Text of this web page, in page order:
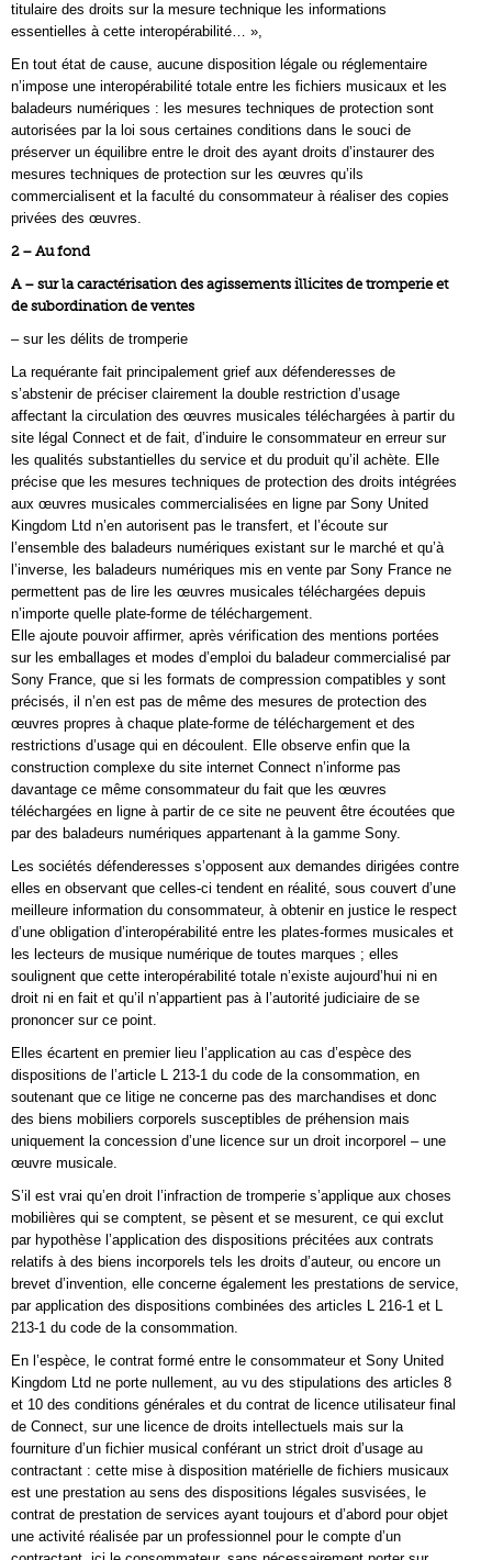
titulaire des droits sur la mesure technique les informations
essentielles à cette interopérabilité… »,
En tout état de cause, aucune disposition légale ou réglementaire
n’impose une interopérabilité totale entre les fichiers musicaux et les
baladeurs numériques : les mesures techniques de protection sont
autorisées par la loi sous certaines conditions dans le souci de
préserver un équilibre entre le droit des ayant droits d’instaurer des
mesures techniques de protection sur les œuvres qu’ils
commercialisent et la faculté du consommateur à réaliser des copies
privées des œuvres.
2 – Au fond
A – sur la caractérisation des agissements illicites de tromperie et
de subordination de ventes
– sur les délits de tromperie
La requérante fait principalement grief aux défenderesses de
s’abstenir de préciser clairement la double restriction d’usage
affectant la circulation des œuvres musicales téléchargées à partir du
site légal Connect et de fait, d’induire le consommateur en erreur sur
les qualités substantielles du service et du produit qu’il achète. Elle
précise que les mesures techniques de protection des droits intégrées
aux œuvres musicales commercialisées en ligne par Sony United
Kingdom Ltd n’en autorisent pas le transfert, et l’écoute sur
l’ensemble des baladeurs numériques existant sur le marché et qu’à
l’inverse, les baladeurs numériques mis en vente par Sony France ne
permettent pas de lire les œuvres musicales téléchargées depuis
n’importe quelle plate-forme de téléchargement.
Elle ajoute pouvoir affirmer, après vérification des mentions portées
sur les emballages et modes d’emploi du baladeur commercialisé par
Sony France, que si les formats de compression compatibles y sont
précisés, il n’en est pas de même des mesures de protection des
œuvres propres à chaque plate-forme de téléchargement et des
restrictions d’usage qui en découlent. Elle observe enfin que la
construction complexe du site internet Connect n’informe pas
davantage ce même consommateur du fait que les œuvres
téléchargées en ligne à partir de ce site ne peuvent être écoutées que
par des baladeurs numériques appartenant à la gamme Sony.
Les sociétés défenderesses s’opposent aux demandes dirigées contre
elles en observant que celles-ci tendent en réalité, sous couvert d’une
meilleure information du consommateur, à obtenir en justice le respect
d’une obligation d’interopérabilité entre les plates-formes musicales et
les lecteurs de musique numérique de toutes marques ; elles
soulignent que cette interopérabilité totale n’existe aujourd’hui ni en
droit ni en fait et qu’il n’appartient pas à l’autorité judiciaire de se
prononcer sur ce point.
Elles écartent en premier lieu l’application au cas d’espèce des
dispositions de l’article L 213-1 du code de la consommation, en
soutenant que ce litige ne concerne pas des marchandises et donc
des biens mobiliers corporels susceptibles de préhension mais
uniquement la concession d’une licence sur un droit incorporel – une
œuvre musicale.
S’il est vrai qu’en droit l’infraction de tromperie s’applique aux choses
mobilières qui se comptent, se pèsent et se mesurent, ce qui exclut
par hypothèse l’application des dispositions précitées aux contrats
relatifs à des biens incorporels tels les droits d’auteur, ou encore un
brevet d’invention, elle concerne également les prestations de service,
par application des dispositions combinées des articles L 216-1 et L
213-1 du code de la consommation.
En l’espèce, le contrat formé entre le consommateur et Sony United
Kingdom Ltd ne porte nullement, au vu des stipulations des articles 8
et 10 des conditions générales et du contrat de licence utilisateur final
de Connect, sur une licence de droits intellectuels mais sur la
fourniture d’un fichier musical conférant un strict droit d’usage au
contractant : cette mise à disposition matérielle de fichiers musicaux
est une prestation au sens des dispositions légales susvisées, le
contrat de prestation de services ayant toujours et d’abord pour objet
une activité réalisée par un professionnel pour le compte d’un